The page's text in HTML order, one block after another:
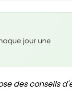
jour une
des conseils